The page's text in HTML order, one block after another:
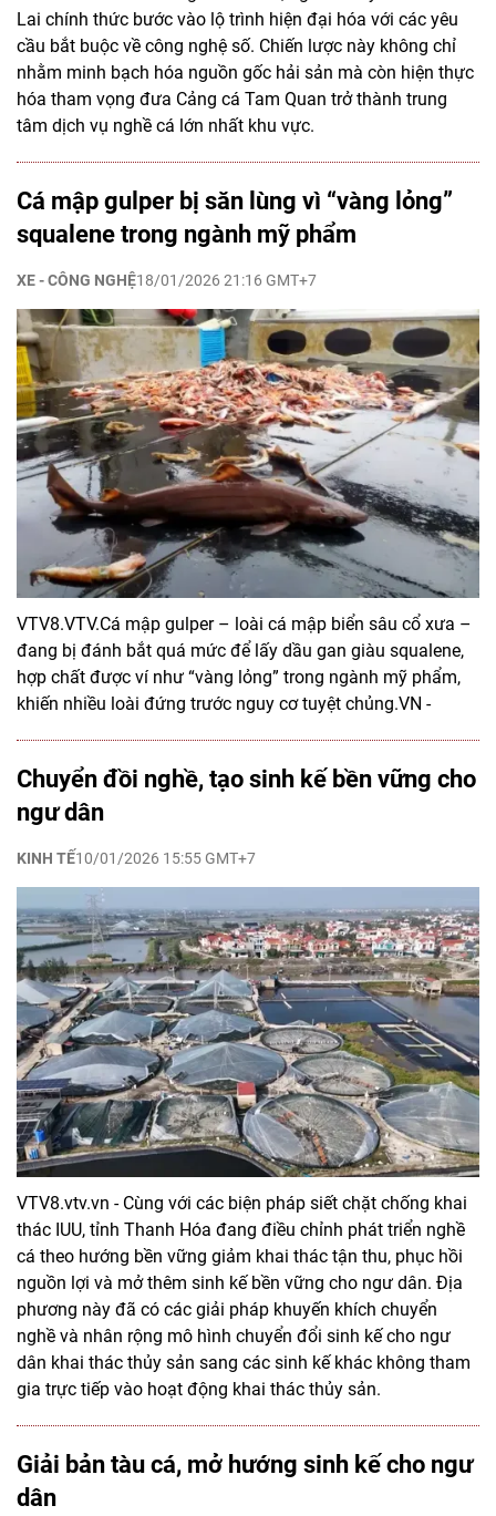
Lai chính thức bước vào lộ trình hiện đại hóa với các yêu
cầu bắt buộc về công nghệ số. Chiến lược này không chỉ
nhằm minh bạch hóa nguồn gốc hải sản mà còn hiện thực
hóa tham vọng đưa Cảng cá Tam Quan trở thành trung
tâm dịch vụ nghề cá lớn nhất khu vực.
Cá mập gulper bị săn lùng vì “vàng lỏng”
squalene trong ngành mỹ phẩm
XE - CÔNG NGHỆ18/01/2026 21:16 GMT+7
VTV8.VTV.Cá mập gulper – loài cá mập biển sâu cổ xưa –
đang bị đánh bắt quá mức để lấy dầu gan giàu squalene,
hợp chất được ví như “vàng lỏng” trong ngành mỹ phẩm,
khiến nhiều loài đứng trước nguy cơ tuyệt chủng.VN -
Chuyển đồi nghề, tạo sinh kế bền vững cho
ngư dân
KINH TẾ10/01/2026 15:55 GMT+7
VTV8.vtv.vn - Cùng với các biện pháp siết chặt chống khai
thác IUU, tỉnh Thanh Hóa đang điều chỉnh phát triển nghề
cá theo hướng bền vững giảm khai thác tận thu, phục hồi
nguồn lợi và mở thêm sinh kế bền vững cho ngư dân. Địa
phương này đã có các giải pháp khuyến khích chuyển
nghề và nhân rộng mô hình chuyển đổi sinh kế cho ngư
dân khai thác thủy sản sang các sinh kế khác không tham
gia trực tiếp vào hoạt động khai thác thủy sản.
Giải bản tàu cá, mở hướng sinh kế cho ngư
dân